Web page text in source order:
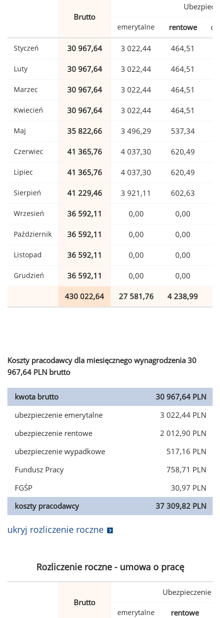
Brutto
emerytalne rentowe
Styczeń 30 967,64 3 022,44 464,51
Luty 30 967,64 3 022,44 464,51
Marzec 30 967,64 3 022,44 464,51
Kwiecień 30 967,64 3 022,44 464,51
Maj 35 822,66 3 496,29 537,34
Czerwiec 41 365,76 4 037,30 620,49
Lipiec 41 365,76 4 037,30 620,49
Sierpień 41 229,46 3 921,11 602,63
Wrzesień 36 592,11 0,00 0,00
Październik 36 592,11 0,00 0,00
Listopad 36 592,11 0,00 0,00
Grudzień 36 592,11 0,00 0,00
430 022,64 27 581,76 4 238,99
Koszty pracodawcy dla miesięcznego wynagrodzenia 30
967,64 PLN brutto
kwota brutto
30 967,64 PLN
ubezpieczenie emerytalne
3 022,44 PLN
ubezpieczenie rentowe
2 012,90 PLN
ubezpieczenie wypadkowe
517,16 PLN
Fundusz Pracy
758,71 PLN
FGŚP
30,97 PLN
koszty pracodawcy
37 309,82 PLN
ukryj rozliczenie roczne
Rozliczenie roczne - umowa o pracę
Brutto
Ubezpieczenie
emerytalne rentowe